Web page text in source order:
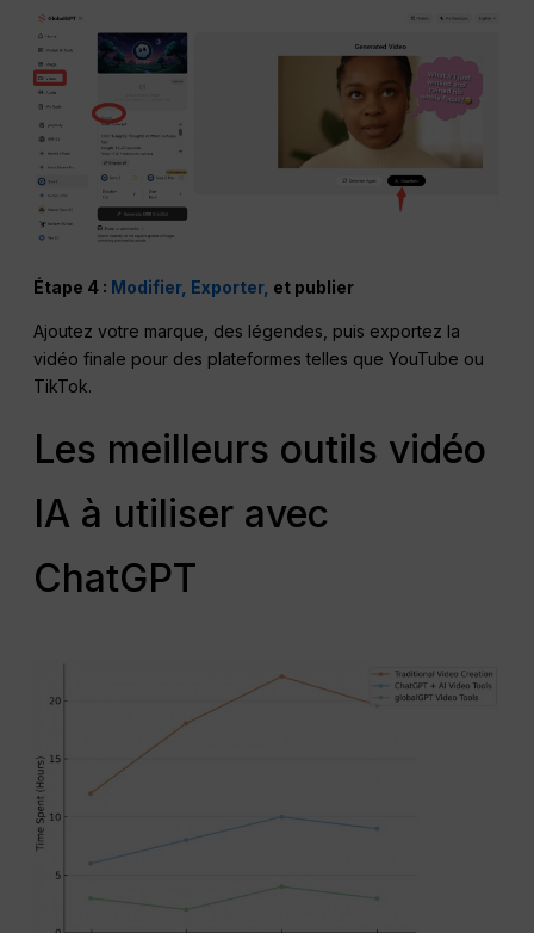
Étape 4 : Modifier, Exporter, et publier
Ajoutez votre marque, des légendes, puis exportez la
vidéo finale pour des plateformes telles que YouTube ou
TikTok.
Les meilleurs outils vidéo
IA à utiliser avec
ChatGPT